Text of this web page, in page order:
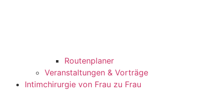
Routenplaner
Veranstaltungen & Vorträge
Intimchirurgie von Frau zu Frau